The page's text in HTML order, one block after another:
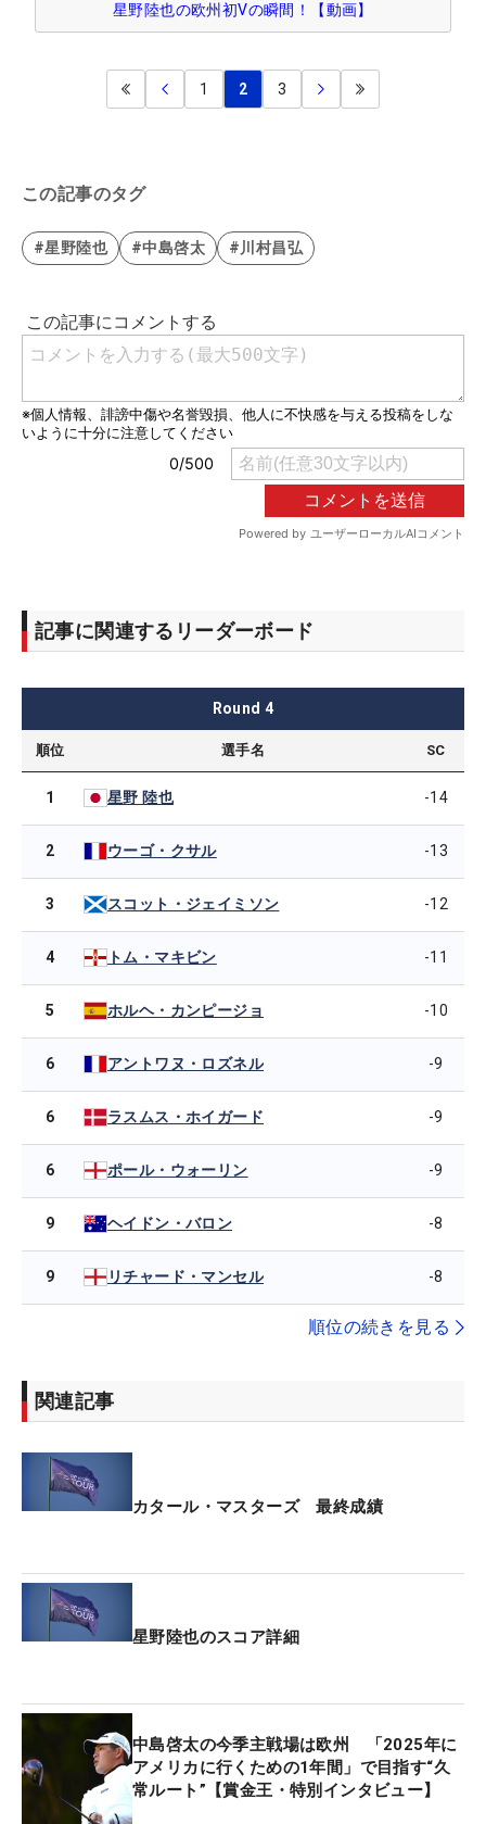
星野陸也の欧州初Vの瞬間！【動画】
1 2 3
この記事のタグ
#星野陸也 #中島啓太 #川村昌弘
記事に関連するリーダーボード
Round 4
順位 選手名 SC
1 星野 陸也 -14
2 ウーゴ・クサル -13
3 スコット・ジェイミソン -12
4 トム・マキビン -11
5 ホルヘ・カンピージョ -10
6 アントワヌ・ロズネル -9
6 ラスムス・ホイガード -9
6 ポール・ウォーリン -9
9 ヘイドン・バロン -8
9 リチャード・マンセル -8
順位の続きを見る
関連記事
カタール・マスターズ 最終成績
星野陸也のスコア詳細
中島啓太の今季主戦場は欧州 「2025年に
アメリカに行くための1年間」で目指す“久
常ルート”【賞金王・特別インタビュー】